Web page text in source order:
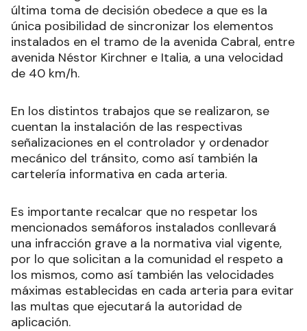
última toma de decisión obedece a que es la
única posibilidad de sincronizar los elementos
instalados en el tramo de la avenida Cabral, entre
avenida Néstor Kirchner e Italia, a una velocidad
de 40 km/h.
En los distintos trabajos que se realizaron, se
cuentan la instalación de las respectivas
señalizaciones en el controlador y ordenador
mecánico del tránsito, como así también la
cartelería informativa en cada arteria.
Es importante recalcar que no respetar los
mencionados semáforos instalados conllevará
una infracción grave a la normativa vial vigente,
por lo que solicitan a la comunidad el respeto a
los mismos, como así también las velocidades
máximas establecidas en cada arteria para evitar
las multas que ejecutará la autoridad de
aplicación.